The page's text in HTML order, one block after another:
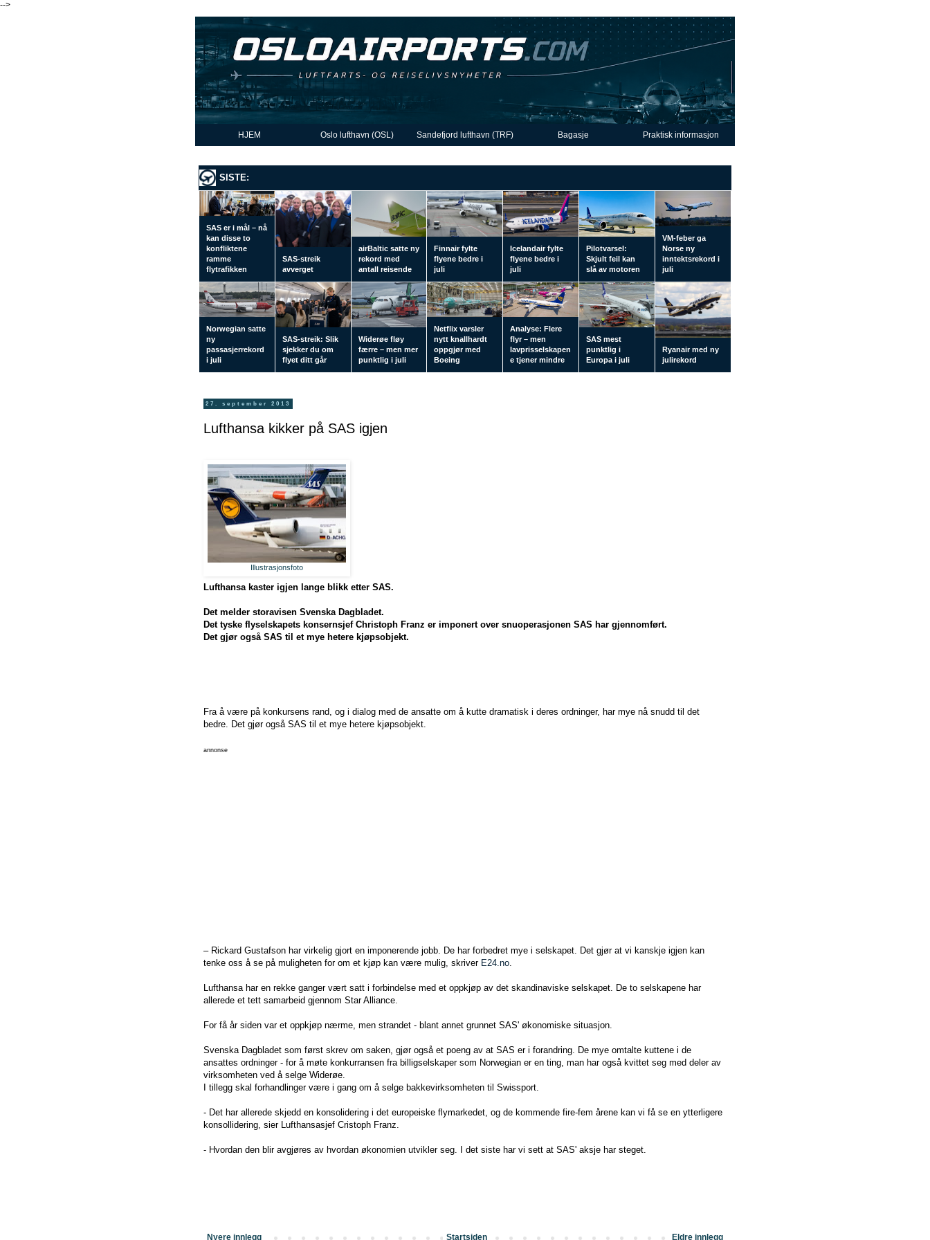
-->
HJEM Oslo lufthavn (OSL) Sandefjord lufthavn (TRF) Bagasje Praktisk informasjon
SISTE:
SAS er i mål – nå
kan disse to
konfliktene
ramme
flytrafikken
SAS-streik
avverget
airBaltic satte ny
rekord med
antall reisende
Finnair fylte
flyene bedre i
juli
Icelandair fylte
flyene bedre i
juli
Pilotvarsel:
Skjult feil kan
slå av motoren
VM-feber ga
Norse ny
inntektsrekord i
juli
Norwegian satte
ny
passasjerrekord
i juli
SAS-streik: Slik
sjekker du om
flyet ditt går
Widerøe fløy
færre – men mer
punktlig i juli
Netflix varsler
nytt knallhardt
oppgjør med
Boeing
Analyse: Flere
flyr – men
lavprisselskapen
e tjener mindre
SAS mest
punktlig i
Europa i juli
Ryanair med ny
julirekord
27. september 2013
Lufthansa kikker på SAS igjen
Illustrasjonsfoto
Lufthansa kaster igjen lange blikk etter SAS.
Det melder storavisen Svenska Dagbladet.
Det tyske flyselskapets konsernsjef Christoph Franz er imponert over snuoperasjonen SAS har gjennomført.
Det gjør også SAS til et mye hetere kjøpsobjekt.
Fra å være på konkursens rand, og i dialog med de ansatte om å kutte dramatisk i deres ordninger, har mye nå snudd til det
bedre. Det gjør også SAS til et mye hetere kjøpsobjekt.
annonse
– Rickard Gustafson har virkelig gjort en imponerende jobb. De har forbedret mye i selskapet. Det gjør at vi kanskje igjen kan
tenke oss å se på muligheten for om et kjøp kan være mulig, skriver E24.no
Lufthansa har en rekke ganger vært satt i forbindelse med et oppkjøp av det skandinaviske selskapet. De to selskapene har
allerede et tett samarbeid gjennom Star Alliance.
For få år siden var et oppkjøp nærme, men strandet - blant annet grunnet SAS' økonomiske situasjon.
Svenska Dagbladet som først skrev om saken, gjør også et poeng av at SAS er i forandring. De mye omtalte kuttene i de
ansattes ordninger - for å møte konkurransen fra billigselskaper som Norwegian er en ting, man har også kvittet seg med deler av
virksomheten ved å selge Widerøe.
I tillegg skal forhandlinger være i gang om å selge bakkevirksomheten til Swissport.
- Det har allerede skjedd en konsolidering i det europeiske flymarkedet, og de kommende fire-fem årene kan vi få se en ytterligere
konsollidering, sier Lufthansasjef Cristoph Franz.
- Hvordan den blir avgjøres av hvordan økonomien utvikler seg. I det siste har vi sett at SAS' aksje har steget.
Nyere innlegg Eldre innlegg
Startsiden